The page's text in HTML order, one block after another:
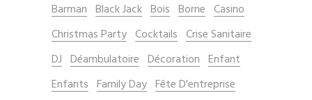
Barman Black Jack Bois Borne Casino
Christmas Party Cocktails Crise Sanitaire
DJ Déambulatoire Décoration Enfant
Enfants Family Day Fête D'entreprise